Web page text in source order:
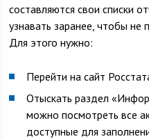
составляются свои списки
узнавать заранее, чтобы не
Для этого нужно:
Перейти на сайт
Отыскать раздел
можно посмотреть все
доступные для